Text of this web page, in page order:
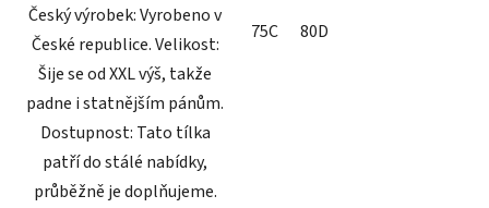
Český výrobek: Vyrobeno v
České republice. Velikost:
Šije se od XXL výš, takže
padne i statnějším pánům.
Dostupnost: Tato tílka
patří do stálé nabídky,
průběžně je doplňujeme.
75C 80D